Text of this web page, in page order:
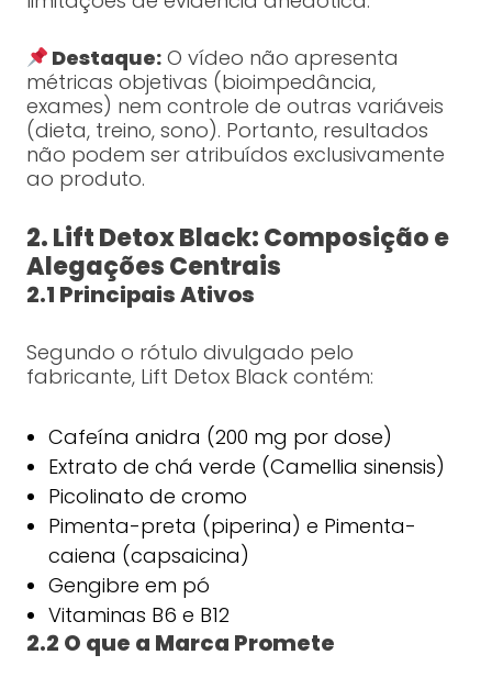
Destaque: O vídeo não apresenta
métricas objetivas (bioimpedância,
exames) nem controle de outras variáveis
(dieta, treino, sono). Portanto, resultados
não podem ser atribuídos exclusivamente
ao produto.
2. Lift Detox Black: Composição e
Alegações Centrais
2.1 Principais Ativos
Segundo o rótulo divulgado pelo
fabricante, Lift Detox Black contém:
Cafeína anidra (200 mg por dose)
Extrato de chá verde (Camellia sinensis)
Picolinato de cromo
Pimenta-preta (piperina) e Pimenta-
caiena (capsaicina)
Gengibre em pó
Vitaminas B6 e B12
2.2 O que a Marca Promete